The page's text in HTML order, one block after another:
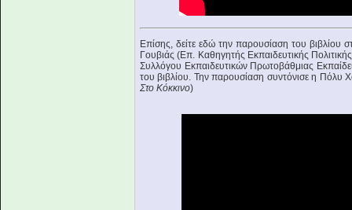
Επίσης, δείτε εδώ την παρουσίαση του βιβλίου
Γουβιάς (Επ. Καθηγητής Εκπαιδευτικής
Συλλόγου Εκπαιδευτικών Πρωτοβάθμιας
του βιβλίου. Την παρουσίαση συντόνισε η
Στο Κόκκινο)